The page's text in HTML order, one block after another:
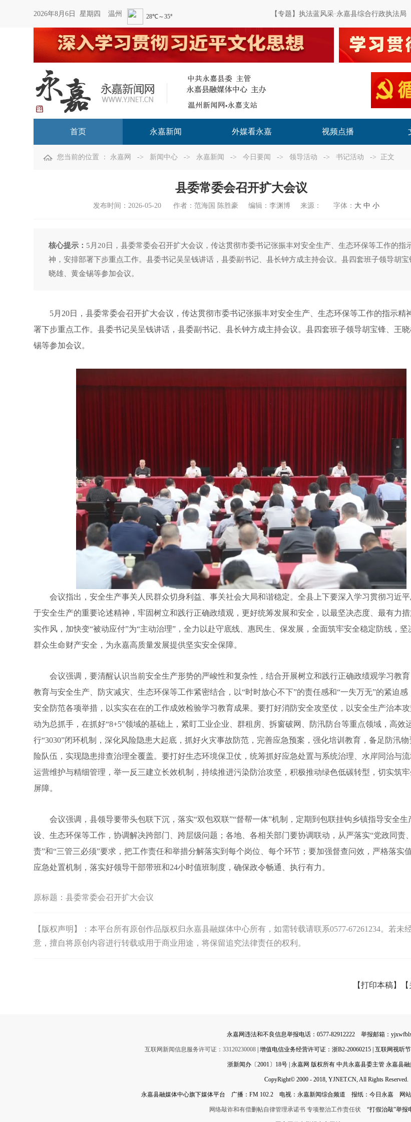
2026年8月6日 星期四 温州 【专题】执法蓝风采·永嘉县综合行政执法局
首页 永嘉新闻 外媒看永嘉 视频点播
您当前的位置 ： 永嘉网 -> 新闻中心 -> 永嘉新闻 -> 今日要闻 -> 领导活动 -> 书记活动 -> 正文
县委常委会召开扩大会议
发布时间： 2026-05-20 作者：范海国 陈胜豪 编辑： 李渊博 来源： 字体： 大 中 小
核心提示： 5月20日，县委常委会召开扩大会议，传达贯彻市委书记张振丰对安全生产、生态环保等工作的指
神，安排部署下步重点工作。县委书记吴呈钱讲话，县委副书记、县长钟方成主持会议。县四套班子领导胡宝
晓雄、黄金锡等参加会议。
5月20日，县委常委会召开扩大会议，传达贯彻市委书记张振丰对安全生产、生态环保等工作的指示精
署下步重点工作。县委书记吴呈钱讲话，县委副书记、县长钟方成主持会议。县四套班子领导胡宝锋、王
锡等参加会议。
会议指出，安全生产事关人民群众切身利益、事关社会大局和谐稳定。全县上下要深入学习贯彻习近平
于安全生产的重要论述精神，牢固树立和践行正确政绩观，更好统筹发展和安全，以最坚决态度、最有力
实作风，加快变“被动应付”为“主动治理”，全力以赴守底线、惠民生、保发展，全面筑牢安全稳定防线，坚
群众生命财产安全，为永嘉高质量发展提供坚实安全保障。
会议强调，要清醒认识当前安全生产形势的严峻性和复杂性，结合开展树立和践行正确政绩观学习教育
教育与安全生产、防灾减灾、生态环保等工作紧密结合，以“时时放心不下”的责任感和“一失万无”的紧迫感
安全防范各项举措，以实实在在的工作成效检验学习教育成果。要打好消防安全攻坚仗，以安全生产治本
动为总抓手，在抓好“8+5”领域的基础上，紧盯工业企业、群租房、拆窗破网、防汛防台等重点领域，高效
行“3030”闭环机制，深化风险隐患大起底，抓好火灾事故防范，完善应急预案，强化培训教育，备足防汛
险队伍，实现隐患排查治理全覆盖。要打好生态环境保卫仗，统筹抓好应急处置与系统治理、水岸同治与流
运营维护与精细管理，举一反三建立长效机制，持续推进污染防治攻坚，积极推动绿色低碳转型，切实筑
屏障。
会议强调，县领导要带头包联下沉，落实“双包双联”“督帮一体”机制，定期到包联挂钩乡镇指导安全生
设、生态环保等工作，协调解决跨部门、跨层级问题；各地、各相关部门要协调联动，从严落实“党政同责
责”和“三管三必须”要求，把工作责任和举措分解落实到每个岗位、每个环节；要加强督查问效，严格落实
应急处置机制，落实好领导干部带班和24小时值班制度，确保政令畅通、执行有力。
原标题： 县委常委会召开扩大会议
【版权声明】：本平台所有原创作品版权归永嘉县融媒体中心所有，如需转载请联系0577-67261234。若未
意，擅自将原创内容进行转载或用于商业用途，将保留追究法律责任的权利。
【打印本稿】
永嘉网违法和不良信息举报电话：0577-82912222 举报邮箱：
互联网新闻信息服务许可证：33120230008| 增值电信业务经营许可证：浙B2-20060215 | 互联网视听节
浙新闻办〔2001〕18号 | 永嘉网 版权所有 中共永嘉县委主管 永嘉县
CopyRight© 2000 - 2018, YJNET.CN, All Rights Reserved.
永嘉县融媒体中心旗下媒体平台 广播：FM 102.2 电视：永嘉新闻综合频道 报纸：今日永嘉 网
网络敲诈和有偿删帖自律管理承诺书 专项整治工作责任状“打假治敲”举报